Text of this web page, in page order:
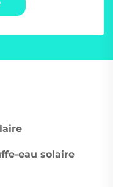
eau solaire